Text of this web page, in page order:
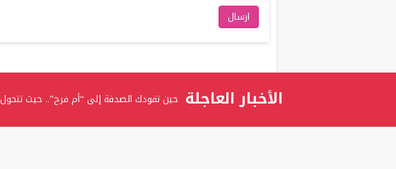
الأخبار العاجلة حين تقودك الصدفة إلى “أم فرح”.. حيث
برعاية الدكتور عدنان بدران.. الغفران